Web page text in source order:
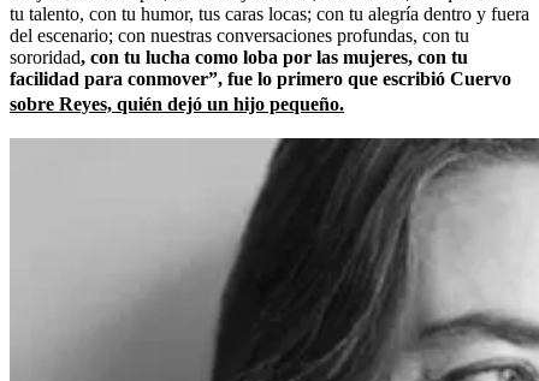
tu talento, con tu humor, tus caras locas; con tu alegría dentro y fuera
del escenario; con nuestras conversaciones profundas, con tu
sororidad, con tu lucha como loba por las mujeres, con tu
facilidad para conmover”, fue lo primero que escribió Cuervo
sobre Reyes, quién dejó un hijo pequeño.